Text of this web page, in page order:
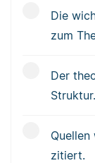
Die
zum
Der
Struktur.
zitiert.